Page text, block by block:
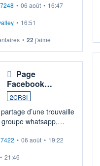
une communication
en amont de
du 29 octobre 2026.
• 06 août • 16:47
• 16:51
• 22 j'aime
Page
Facebook…
2CRSI
d’une trouvaille
whatsapp,
officielle pour les
centrale biomasse.
• 06 août • 19:22
• 21:46